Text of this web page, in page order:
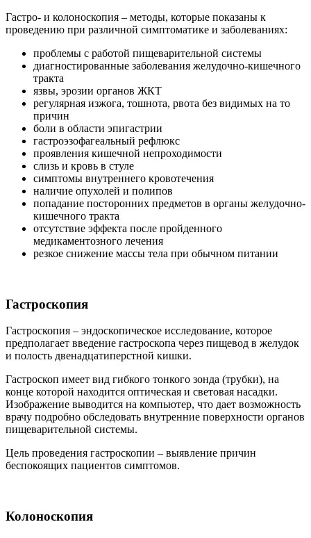
Гастро- и колоноскопия – методы, которые показаны к
проведению при различной симптоматике и заболеваниях:
проблемы с работой пищеварительной системы
диагностированные заболевания желудочно-кишечного
тракта
язвы, эрозии органов ЖКТ
регулярная изжога, тошнота, рвота без видимых на то
причин
боли в области эпигастрии
гастроэзофагеальный рефлюкс
проявления кишечной непроходимости
слизь и кровь в стуле
симптомы внутреннего кровотечения
наличие опухолей и полипов
попадание посторонних предметов в органы желудочно-
кишечного тракта
отсутствие эффекта после пройденного
медикаментозного лечения
резкое снижение массы тела при обычном питании
Гастроскопия
Гастроскопия – эндоскопическое исследование, которое
предполагает введение гастроскопа через пищевод в желудок
и полость двенадцатиперстной кишки.
Гастроскоп имеет вид гибкого тонкого зонда (трубки), на
конце которой находится оптическая и световая насадки.
Изображение выводится на компьютер, что дает возможность
врачу подробно обследовать внутренние поверхности органов
пищеварительной системы.
Цель проведения гастроскопии – выявление причин
беспокоящих пациентов симптомов.
Колоноскопия